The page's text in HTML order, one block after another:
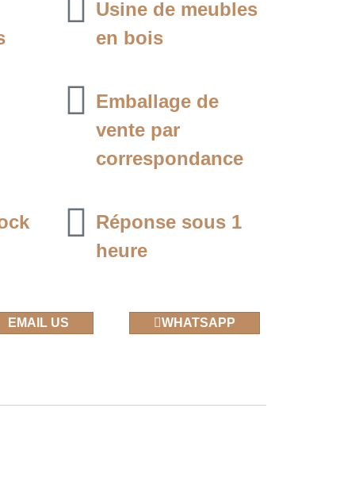
Usine de meubles
en bois
Emballage de
vente par
correspondance
Réponse sous 1
heure
EMAIL US WHATSAPP